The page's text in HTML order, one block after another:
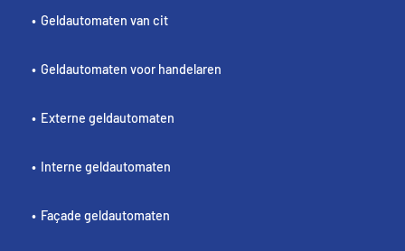
Geldautomaten van cit
Geldautomaten voor handelaren
Externe geldautomaten
Interne geldautomaten
Façade geldautomaten